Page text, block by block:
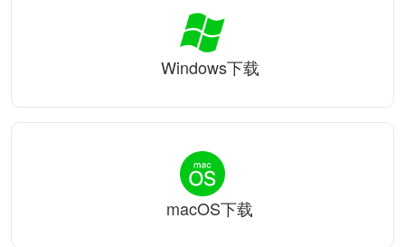
Windows下载
macOS下载